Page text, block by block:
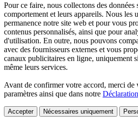
Pour ce faire, nous collectons des données
comportement et leurs appareils. Nous les
permanence notre site web et pour vous
contenus personnalisés, ainsi que pour
d'utilisation. En outre, nous pouvons
avec des fournisseurs externes et vous
canaux publicitaires en ligne, uniquement
même leurs services.
Avant de confirmer votre accord, merci de
paramètres ainsi que dans notre
Accepter Nécessaires uniquement